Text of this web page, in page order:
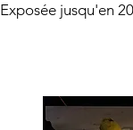
Exposée jusqu'en